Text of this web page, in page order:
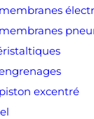
excentré